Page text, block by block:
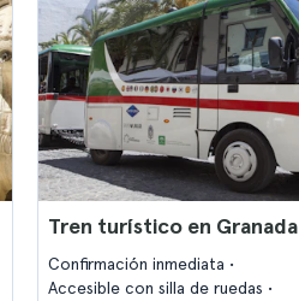
Tren turístico en Granada
Confirmación inmediata
Accesible con silla de ruedas